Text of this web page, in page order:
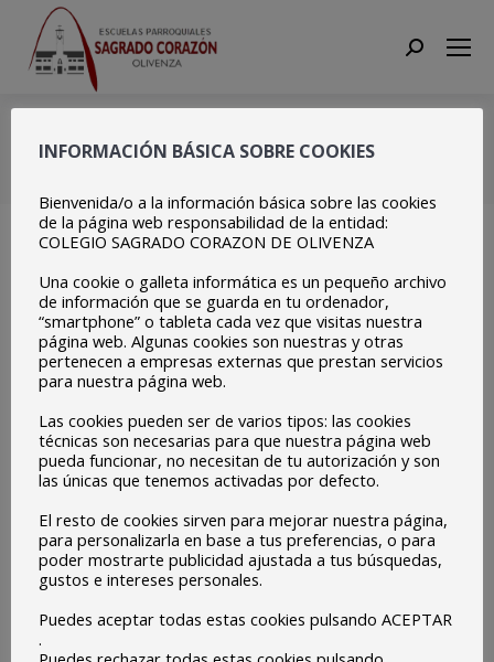
Search:
0002
INFORMACIÓN BÁSICA SOBRE COOKIES
Bienvenida/o a la información básica sobre las cookies
de la página web responsabilidad de la entidad:
COLEGIO SAGRADO CORAZON DE OLIVENZA
Una cookie o galleta informática es un pequeño archivo
de información que se guarda en tu ordenador,
“smartphone” o tableta cada vez que visitas nuestra
página web. Algunas cookies son nuestras y otras
pertenecen a empresas externas que prestan servicios
para nuestra página web.
Las cookies pueden ser de varios tipos: las cookies
técnicas son necesarias para que nuestra página web
pueda funcionar, no necesitan de tu autorización y son
las únicas que tenemos activadas por defecto.
El resto de cookies sirven para mejorar nuestra página,
para personalizarla en base a tus preferencias, o para
poder mostrarte publicidad ajustada a tus búsquedas,
gustos e intereses personales.
Puedes aceptar todas estas cookies pulsando ACEPTAR
.